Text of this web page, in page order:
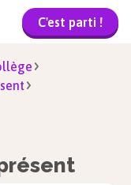
C'est parti !